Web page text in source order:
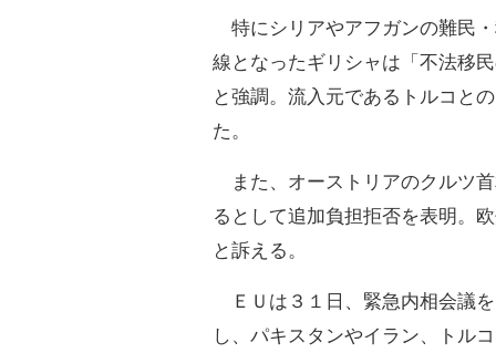
特にシリアやアフガンの難民
線となったギリシャは「不法移
と強調。流入元であるトルコと
た。
また、オーストリアのクルツ
るとして追加負担拒否を表明。
と訴える。
ＥＵは３１日、緊急内相会議
し、パキスタンやイラン、トル